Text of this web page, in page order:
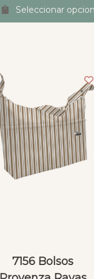
Seleccionar
7156 Bolsos